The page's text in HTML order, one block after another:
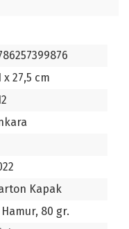
x 27,5 cm
Kapak
Hamur, 80 gr.